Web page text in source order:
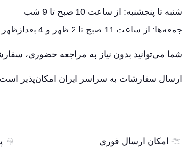
شنبه تا پنجشنبه: از ساعت 10 صبح تا 9 شب
جمعه‌ها: از ساعت 11 صبح تا 2 ظهر و 4 بعدازظهر تا 9 شب
شما می‌توانید بدون نیاز به مراجعه حضوری،
ارسال سفارشات به سراسر ایران امکان‌پذیر
امکان ارسال فوری